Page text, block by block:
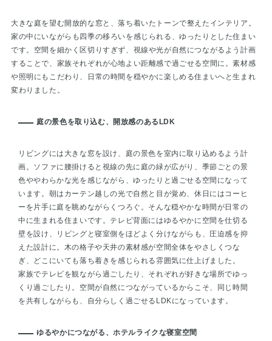
大きな庭を望む開放的な窓と、落ち着いたトーンで整えたインテリア。
家の中にいながらも四季の移ろいを感じられる、ゆったりとした住まい
です。空間を細かく区切りすぎず、視線や光が自然につながるよう計画
することで、家族それぞれが心地よい距離感で過ごせる空間に。素材感
や照明にもこだわり、日常の時間を穏やかに楽しめる住まいへと生まれ
変わりました。
庭の景色を取り込む、開放感のあるLDK
リビングには大きな窓を設け、庭の景色を室内に取り込めるよう計
画。ソファに腰掛けると視線の先に庭の緑が広がり、季節ごとの景
色ややわらかな光を感じながら、ゆったりと過ごせる空間になって
います。朝はカーテン越しの光で自然と目が覚め、休日にはコーヒ
ーを片手に庭を眺めながらくつろぐ。そんな穏やかな時間が日常の
中に生まれる住まいです。テレビ背面にはゆるやかに空間を仕切る
壁を設け、リビングと寝室側をほどよく分けながらも、圧迫感を抑
えた設計に。木の格子や天井の素材感が空間全体をやさしくつな
ぎ、どこにいても落ち着きを感じられる雰囲気に仕上げました。
家族でテレビを観ながら過ごしたり、それぞれが好きな場所でゆっ
くり過ごしたり。空間が自然につながっているからこそ、同じ時間
を共有しながらも、自分らしく過ごせるLDKになっています。
ゆるやかにつながる、ホテルライクな寝室空間